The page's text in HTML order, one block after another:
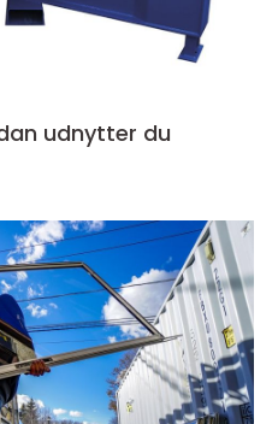
udnytter du